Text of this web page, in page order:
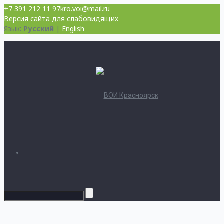
+7 391 212 11 97kro.voi@mail.ru
Версия сайта для слабовидящих
Язык: Русский | English